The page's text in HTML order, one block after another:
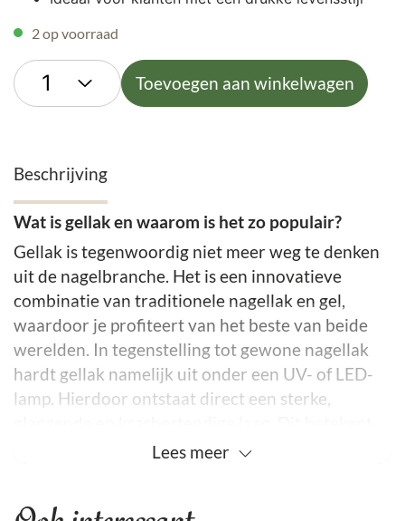
2 op voorraad
Toevoegen aan winkelwagen
Beschrijving
Wat is gellak en waarom is het zo populair?
Gellak is tegenwoordig niet meer weg te denken
uit de nagelbranche. Het is een innovatieve
combinatie van traditionele nagellak en gel,
waardoor je profiteert van het beste van beide
werelden. In tegenstelling tot gewone nagellak
hardt gellak namelijk uit onder een UV- of LED-
lamp. Hierdoor ontstaat direct een sterke,
dat je niet hoeft te wachten tot je nagels droog
De voordelen van gellak
Lees meer